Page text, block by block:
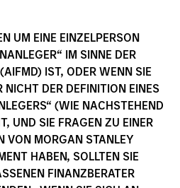
UM EINE EINZELPERSON
IM SINNE DER
IST, ODER WENN SIE
NICHT DER DEFINITION EINES
(WIE NACHSTEHEND
UND SIE FRAGEN ZU EINER
VON MORGAN STANLEY
HABEN, SOLLTEN SIE
FINANZBERATER
to managed futures, in our
component of a